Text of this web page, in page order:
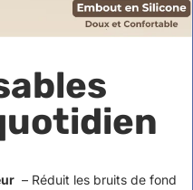
– Réduit les bruits de fond